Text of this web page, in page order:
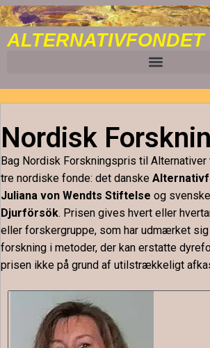
ALTERNATIVFONDET
Nordisk
Bag Nordisk Forskningspris til
tre nordiske fonde: det danske
Juliana von Wendts Stiftelse og svenske
Djurförsök. Prisen gives hvert eller
eller forskergruppe, som har udmærket
forskning i metoder, der kan erstatte
prisen ikke på grund af utilstrækkeligt